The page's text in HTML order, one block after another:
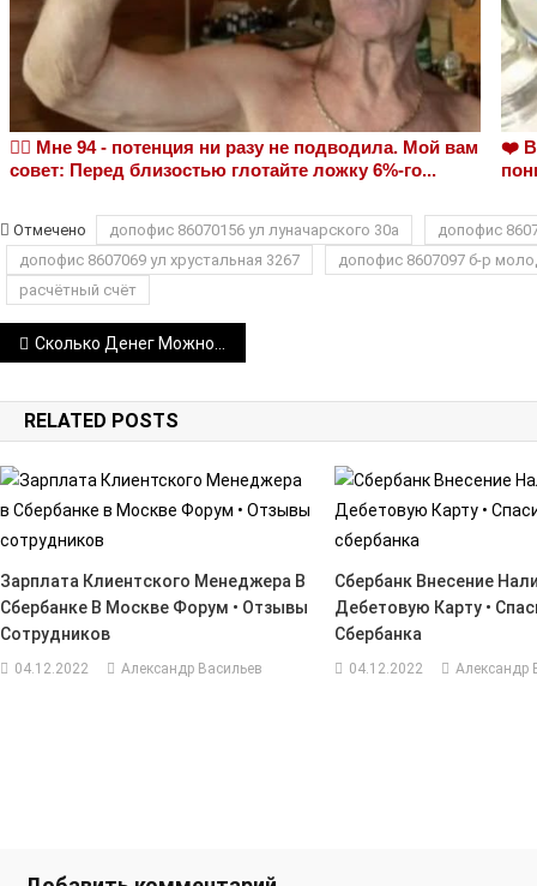
❤️‍🔥 Мне 94 - потенция ни разу не подводила. Мой вам
совет: Перед близостью глотайте ложку 6%-го...
❤️
Отмечено допофис 86070156 ул луначарского 30а
допофис
допофис 8607069 ул хрустальная 3267
допофис 8607097 б-р
расчётный счёт
Навигация
по
записям
Сколько Денег Можно Переводить с Карты Сбербанка на Карту Физическим Лицам Без Последствий • В другие банки
RELATED POSTS
Зарплата Клиентского Менеджера В
Сбербанке В Москве Форум • Отзывы
Сотрудников
04.12.2022 Александр Васильев
Сбербанк Внесение
Дебетовую Карту •
Сбербанка
04.12.2022 Александр